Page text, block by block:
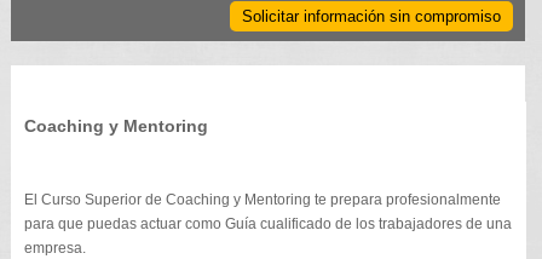
Solicitar información sin compromiso
Coaching y Mentoring
El Curso Superior de Coaching y Mentoring te prepara profesionalmente
para que puedas actuar como Guía cualificado de los trabajadores de una
empresa.